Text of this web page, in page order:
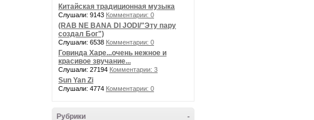
Китайская традиционная музыка
Слушали: 9143 Комментарии: 0
(RAB NE BANA DI JODI/"Эту пару
создал Бог")
Слушали: 6538 Комментарии: 0
Говинда Харе...очень нежное и
красивое звучание...
Слушали: 27194 Комментарии: 3
Sun Yan Zi
Слушали: 4774 Комментарии: 0
-
Рубрики